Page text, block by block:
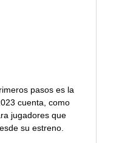
pasos es la
cuenta, como
jugadores que
su estreno.